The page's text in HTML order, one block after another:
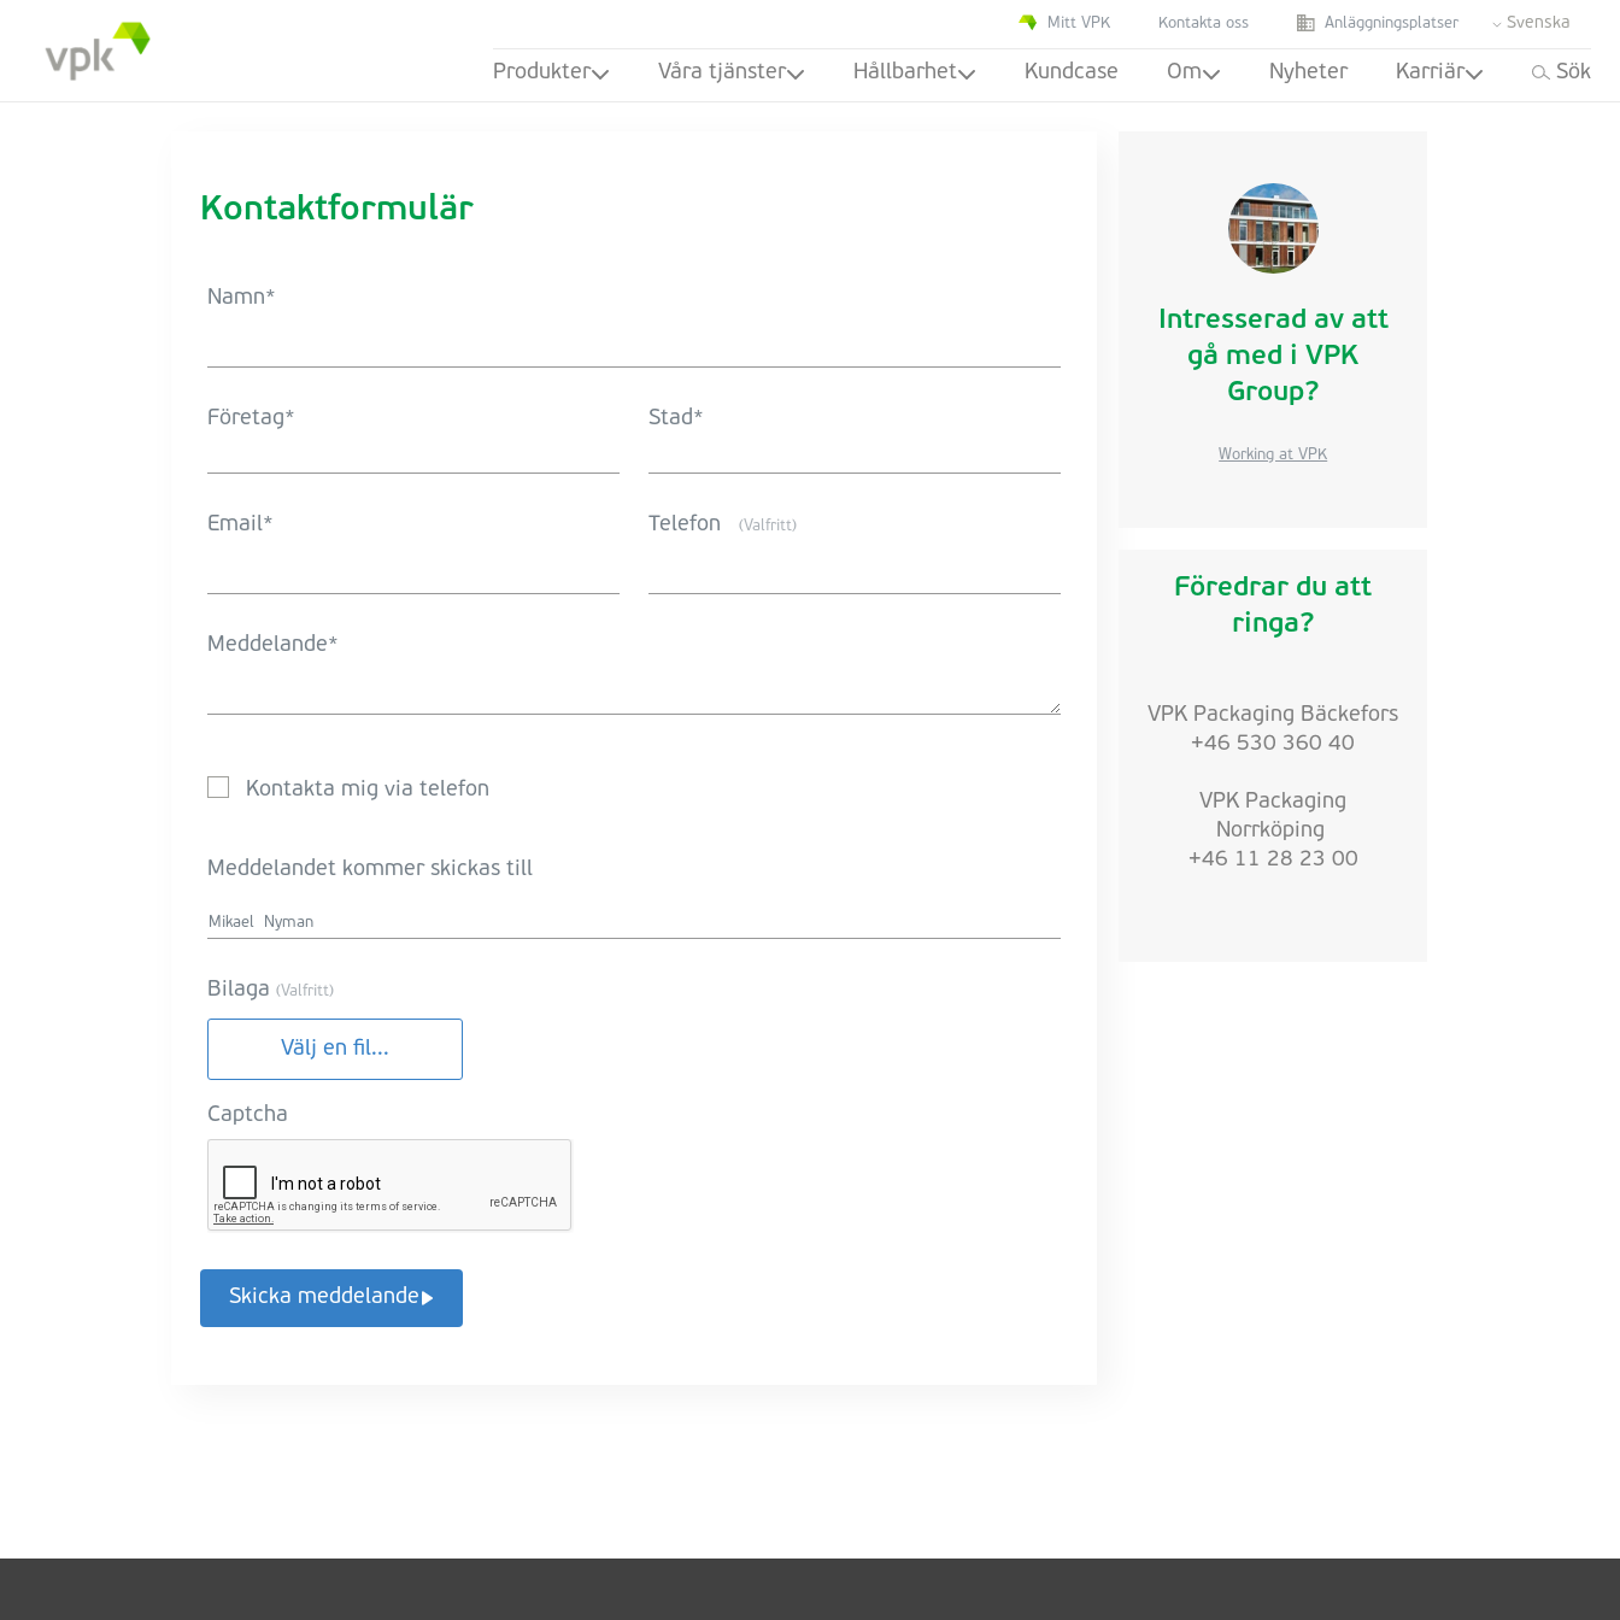
Mitt VPK Kontakta oss Anläggningsplatser Svenska
Produkter Våra tjänster Hållbarhet Kundcase Om Nyheter Karriär Sök
Kontaktformulär
Namn
Företag Stad
Email Telefon(Valfritt)
Meddelande
Kontakta mig via telefon
Meddelandet kommer skickas till
Bilaga (Valfritt)
Välj en fil...
Captcha
Skicka meddelande
Intresserad av att
gå med i VPK
Group?
Working at VPK
Föredrar du att
ringa?
VPK Packaging Bäckefors
+46 530 360 40
VPK Packaging
Norrköping
+46 11 28 23 00